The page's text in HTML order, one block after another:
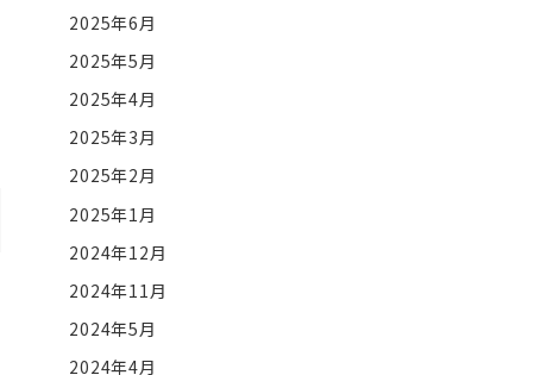
2025年6月
2025年5月
2025年4月
2025年3月
2025年2月
2025年1月
2024年12月
2024年11月
2024年5月
2024年4月